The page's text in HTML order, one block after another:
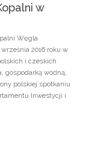
w
Węgla
2016 roku w
i czeskich
gospodarką wodną,
polskiej spotkaniu
Inwestycji i